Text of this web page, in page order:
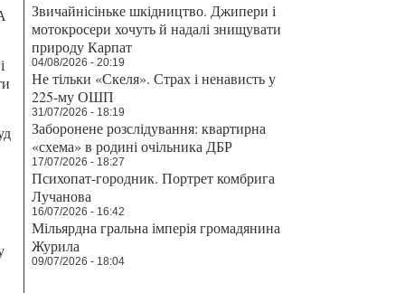
Звичайнісіньке шкідництво. Джипери і
мотокросери хочуть й надалі знищувати
природу Карпат
04/08/2026 - 20:19
Не тільки «Скеля». Страх і ненависть у
225-му ОШП
31/07/2026 - 18:19
Заборонене розслідування: квартирна
«схема» в родині очільника ДБР
17/07/2026 - 18:27
Психопат-городник. Портрет комбрига
Лучанова
16/07/2026 - 16:42
Мільярдна гральна імперія громадянина
Журила
09/07/2026 - 18:04